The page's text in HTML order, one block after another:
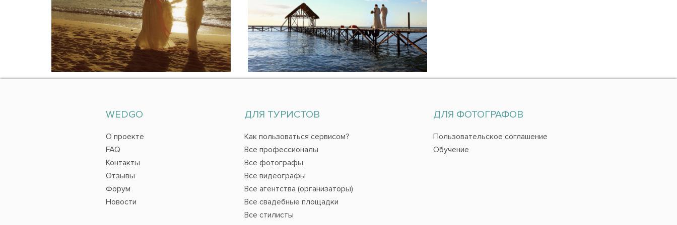
WEDGO
О проекте
FAQ
Контакты
Отзывы
Форум
Новости
ДЛЯ ТУРИСТОВ
Как пользоваться сервисом?
Все профессионалы
Все фотографы
Все видеографы
Все агентства (организаторы)
Все свадебные площадки
Все стилисты
ДЛЯ ФОТОГРАФОВ
Пользовательское соглашение
Обучение